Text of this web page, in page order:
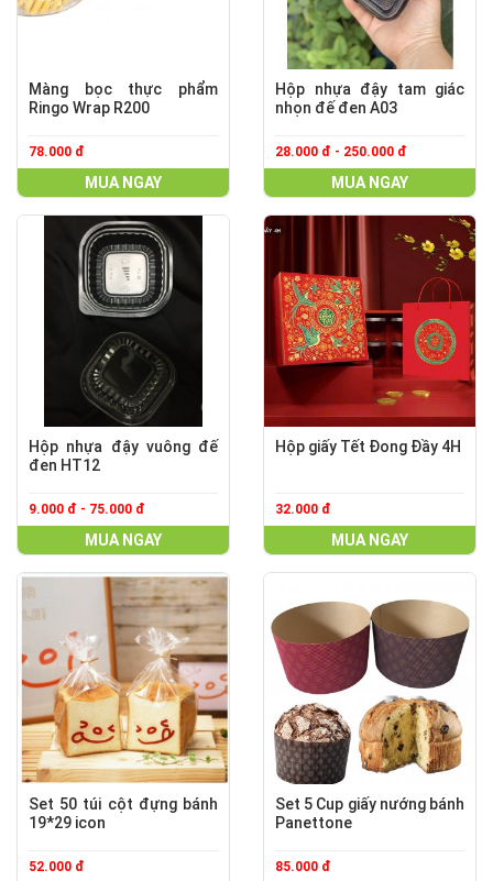
Màng bọc thực phẩm
Ringo Wrap R200
78.000 đ
MUA NGAY
Hộp nhựa đậy tam giác
nhọn đế đen A03
28.000 đ - 250.000 đ
MUA NGAY
Hộp nhựa đậy vuông đế
đen HT12
9.000 đ - 75.000 đ
MUA NGAY
Hộp giấy Tết Đong Đầy 4H
32.000 đ
MUA NGAY
Set 50 túi cột đựng bánh
19*29 icon
52.000 đ
Set 5 Cup giấy nướng bánh
Panettone
85.000 đ